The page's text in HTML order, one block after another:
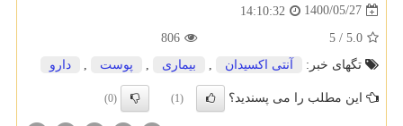
1400/05/27
14:10:32
5.0
/
5
806
تگهای خبر:
آنتی اكسیدان بیماری پوست دارو
این مطلب را می پسندید؟ (1)
(0)